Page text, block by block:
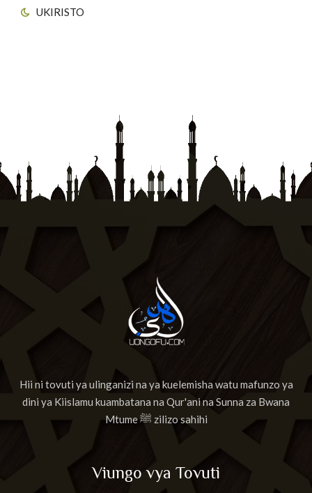
UKIRISTO
Hii ni tovuti ya ulinganizi na ya kuelemisha watu mafunzo ya
dini ya Kiislamu kuambatana na Qur'ani na Sunna za Bwana
Mtume ﷺ zilizo sahihi
Viungo vya Tovuti